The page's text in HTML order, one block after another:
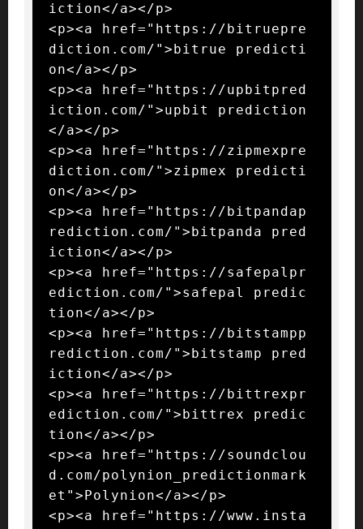
iction</a></p>
<p><a href="https://bitruepre
diction.com/">bitrue predicti
on</a></p>
<p><a href="https://upbitpred
iction.com/">upbit prediction
</a></p>
<p><a href="https://zipmexpre
diction.com/">zipmex predicti
on</a></p>
<p><a href="https://bitpandap
rediction.com/">bitpanda pred
iction</a></p>
<p><a href="https://safepalpr
ediction.com/">safepal predic
tion</a></p>
<p><a href="https://bitstampp
rediction.com/">bitstamp pred
iction</a></p>
<p><a href="https://bittrexpr
ediction.com/">bittrex predic
tion</a></p>
<p><a href="https://soundclou
d.com/polynion_predictionmark
et">Polynion</a></p>
<p><a href="https://www.insta